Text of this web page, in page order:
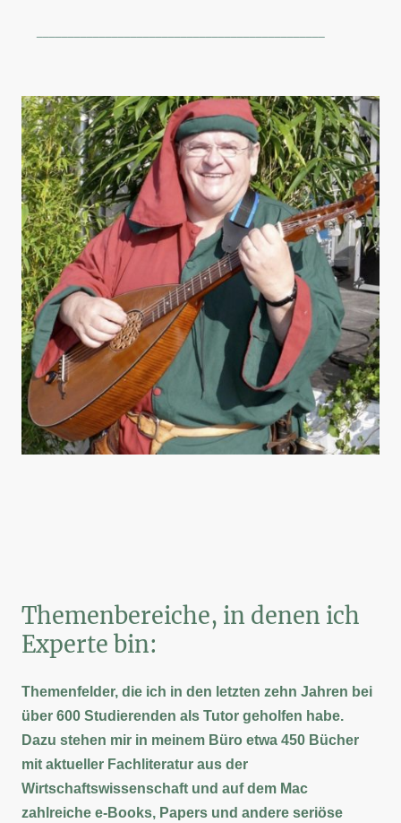
Themenbereiche, in denen ich
Experte bin:
Themenfelder, die ich in den letzten zehn Jahren bei
über 600 Studierenden als Tutor geholfen habe.
Dazu stehen mir in meinem Büro etwa 450 Bücher
mit aktueller Fachliteratur aus der
Wirtschaftswissenschaft und auf dem Mac
zahlreiche e-Books, Papers und andere seriöse